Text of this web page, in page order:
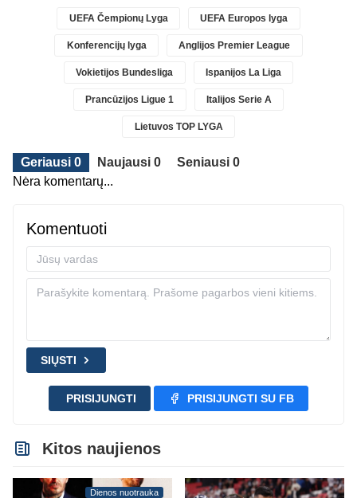
UEFA Čempionų Lyga UEFA Europos lyga
Konferencijų lyga Anglijos Premier League
Vokietijos Bundesliga Ispanijos La Liga
Prancūzijos Ligue 1 Italijos Serie A
Lietuvos TOP LYGA
Geriausi 0 Naujausi 0
Seniausi 0
Nėra komentarų...
Komentuoti
SIŲSTI
PRISIJUNGTI PRISIJUNGTI SU FB
Kitos naujienos
Dienos nuotrauka